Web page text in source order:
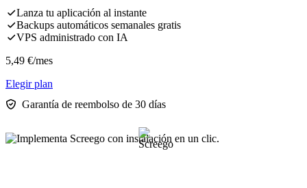
Lanza tu aplicación al instante
Backups automáticos semanales gratis
VPS administrado con IA
5,49 €/mes
Elegir plan
Garantía de reembolso de 30 días